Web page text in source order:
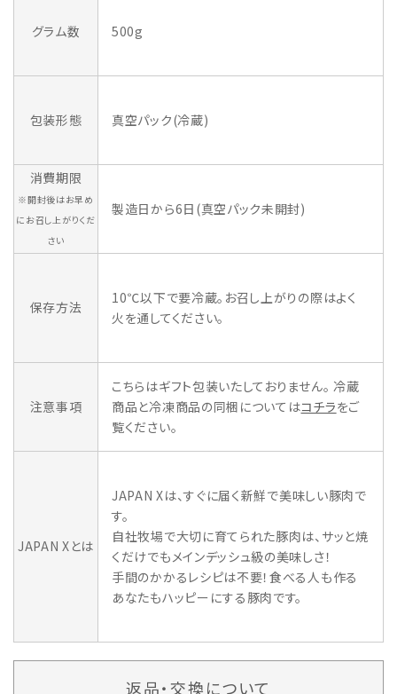
グラム数 500g
包装形態 真空パック(冷蔵)
消費期限
※開封後はお早め
にお召し上がりくだ
さい
製造日から6日(真空パック未開封)
保存方法
10℃以下で要冷蔵。お召し上がりの際はよく
火を通してください。
注意事項
こちらはギフト包装いたしておりません。 冷蔵
商品と冷凍商品の同梱についてはコチラをご
覧ください。
JAPAN Xとは
JAPAN Xは、すぐに届く新鮮で美味しい豚肉で
す。
自社牧場で大切に育てられた豚肉は、サッと焼
くだけでもメインデッシュ級の美味しさ！
手間のかかるレシピは不要！食べる人も作る
あなたもハッピーにする豚肉です。
返品・交換について